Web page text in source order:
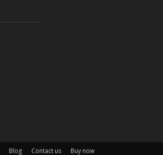
Blog Contact us Buy now